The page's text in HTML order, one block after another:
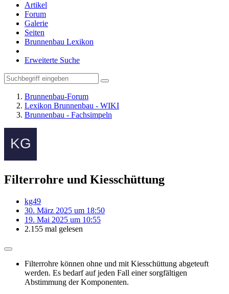
Artikel
Forum
Galerie
Seiten
Brunnenbau Lexikon
Erweiterte Suche
Brunnenbau-Forum
Lexikon Brunnenbau - WIKI
Brunnenbau - Fachsimpeln
Filterrohre und Kiesschüttung
kg49
30. März 2025 um 18:50
19. Mai 2025 um 10:55
2.155 mal gelesen
Filterrohre können ohne und mit Kiesschüttung abgeteuft
werden. Es bedarf auf jeden Fall einer sorgfältigen
Abstimmung der Komponenten.